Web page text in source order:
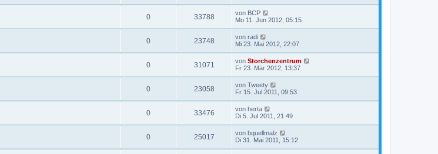
0 33788 von BCP
Mo 11. Jun 2012, 05:15
0 23748 von radi
Mi 23. Mai 2012, 22:07
0 31071 von Storchenzentrum
Fr 23. Mär 2012, 13:37
0 23058 von Tweety
Fr 15. Jul 2011, 09:53
0 33476 von herta
Di 5. Jul 2011, 21:49
0 25017 von bquellmalz
Di 31. Mai 2011, 15:12